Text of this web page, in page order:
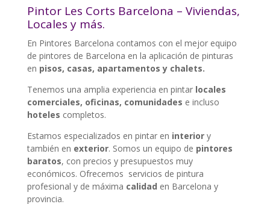
Pintor Les Corts Barcelona – Viviendas,
Locales y más.
En Pintores Barcelona contamos con el mejor equipo
de pintores de Barcelona en la aplicación de pinturas
en pisos, casas, apartamentos y chalets.
Tenemos una amplia experiencia en pintar locales
comerciales, oficinas, comunidades e incluso
hoteles completos.
Estamos especializados en pintar en interiory
también en exterior. Somos un equipo de pintores
baratos, con precios y presupuestos muy
económicos. Ofrecemos servicios de pintura
profesional y de máxima calidad en Barcelona y
provincia.